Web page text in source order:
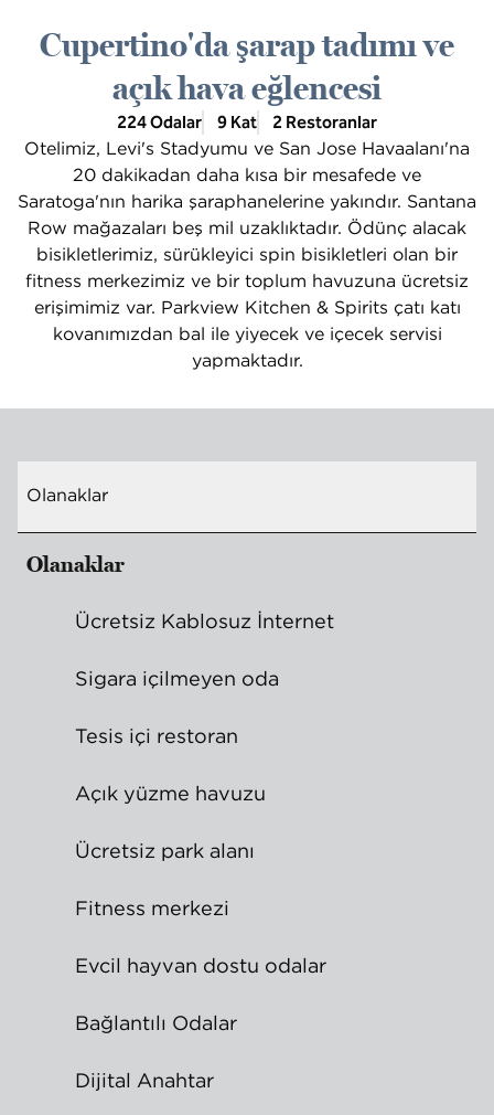
Cupertino'da şarap tadımı ve
açık hava eğlencesi
224 Odalar 9 Kat 2 Restoranlar
Otelimiz, Levi's Stadyumu ve San Jose Havaalanı'na
20 dakikadan daha kısa bir mesafede ve
Saratoga'nın harika şaraphanelerine yakındır. Santana
Row mağazaları beş mil uzaklıktadır. Ödünç alacak
bisikletlerimiz, sürükleyici spin bisikletleri olan bir
fitness merkezimiz ve bir toplum havuzuna ücretsiz
erişimimiz var. Parkview Kitchen & Spirits çatı katı
kovanımızdan bal ile yiyecek ve içecek servisi
yapmaktadır.
Olanaklar
Olanaklar
Ücretsiz Kablosuz İnternet
Sigara içilmeyen oda
Tesis içi restoran
Açık yüzme havuzu
Ücretsiz park alanı
Fitness merkezi
Evcil hayvan dostu odalar
Bağlantılı Odalar
Dijital Anahtar